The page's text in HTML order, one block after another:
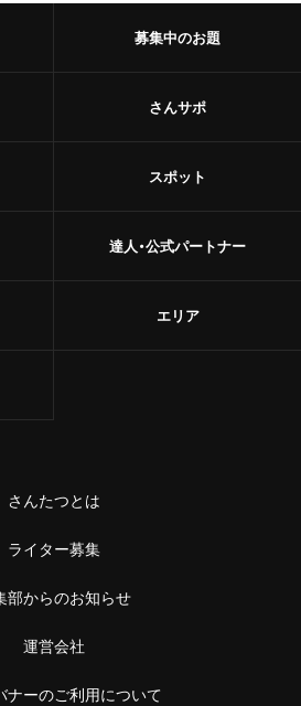
募集中のお題
さんサポ
スポット
達人・公式パートナー
エリア
さんたつとは
ライター募集
部からのお知らせ
運営会社
ナーのご利用について